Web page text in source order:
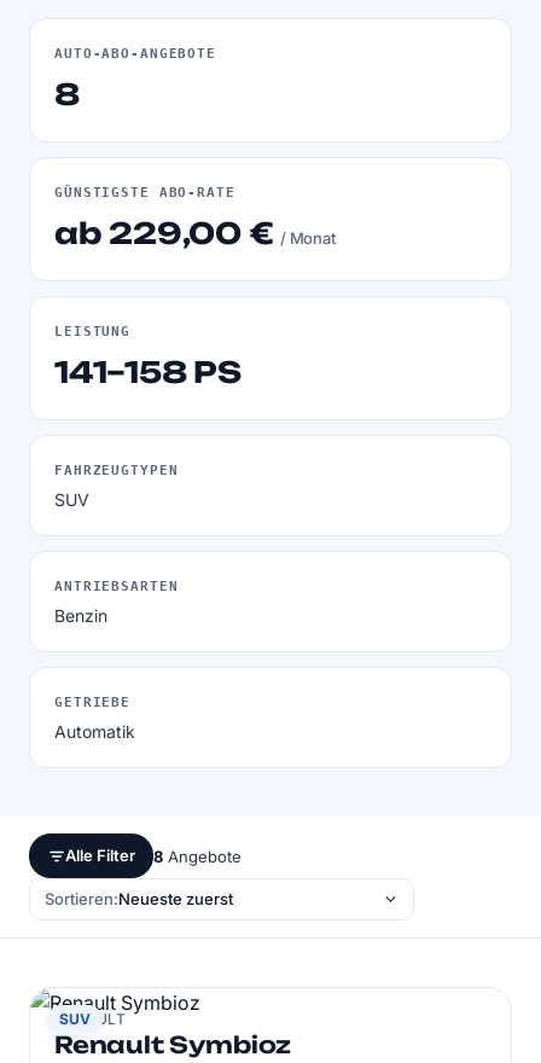
AUTO-ABO-ANGEBOTE
8
GÜNSTIGSTE ABO-RATE
ab 229,00 €/ Monat
LEISTUNG
141–158 PS
FAHRZEUGTYPEN
SUV
ANTRIEBSARTEN
Benzin
GETRIEBE
Automatik
Alle Filter 8 Angebote
Sortieren:
SUV
RENAULT
Renault Symbioz